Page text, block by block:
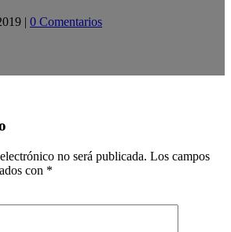
| 0 Comentarios
no será publicada. Los campos
con *